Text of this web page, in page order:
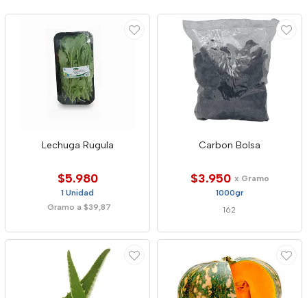
Lechuga Rugula
$5.980
1 Unidad
Gramo a $39,87
Carbon Bolsa
$3.950 x Gramo
1000gr
162